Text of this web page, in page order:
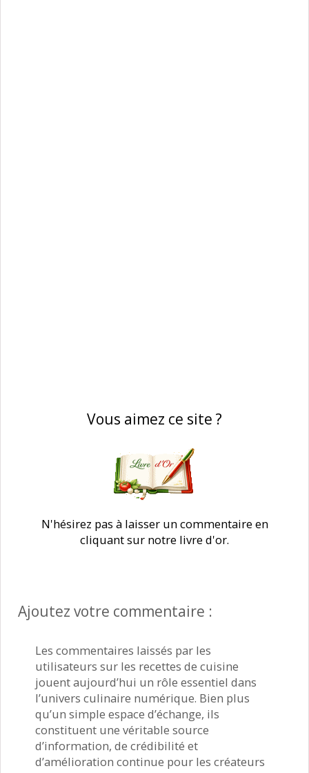
Vous aimez ce site ?
N'hésirez pas à laisser un commentaire en
cliquant sur notre livre d'or.
Ajoutez votre commentaire :
Les commentaires laissés par les
utilisateurs sur les recettes de cuisine
jouent aujourd’hui un rôle essentiel dans
l’univers culinaire numérique. Bien plus
qu’un simple espace d’échange, ils
constituent une véritable source
d’information, de crédibilité et
d’amélioration continue pour les créateurs